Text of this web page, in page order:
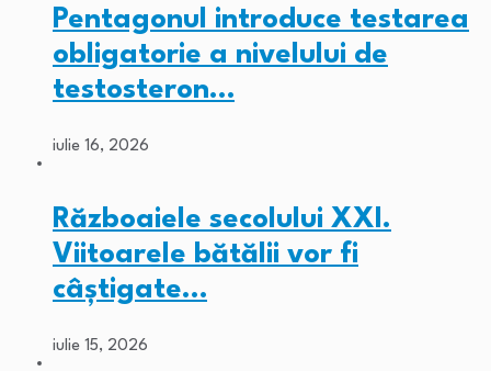
Pentagonul introduce testarea
obligatorie a nivelului de
testosteron…
iulie 16, 2026
Războaiele secolului XXI.
Viitoarele bătălii vor fi
câștigate…
iulie 15, 2026